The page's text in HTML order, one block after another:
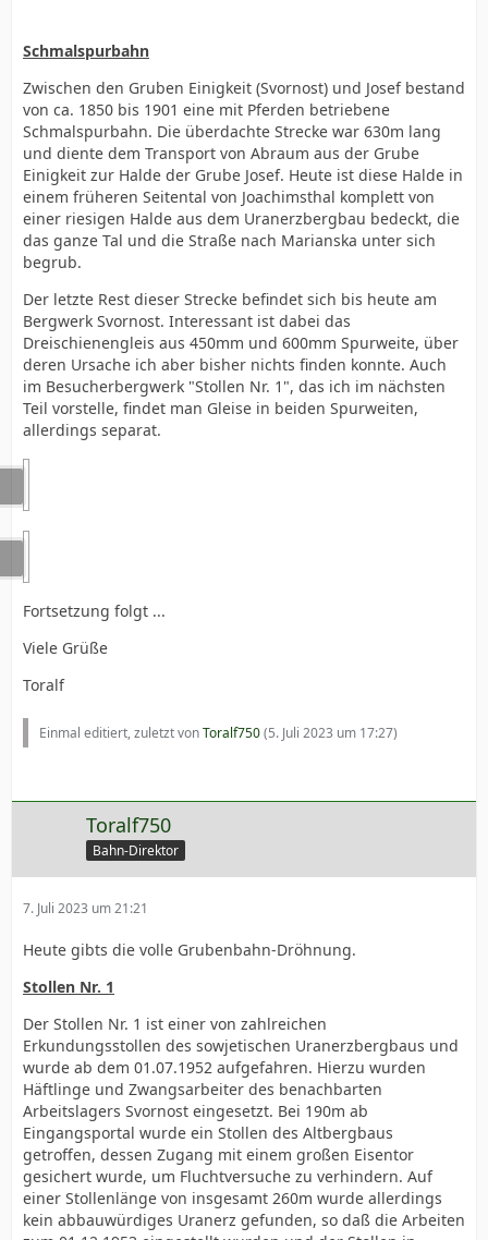
Schmalspurbahn
Zwischen den Gruben Einigkeit (Svornost) und Josef bestand
von ca. 1850 bis 1901 eine mit Pferden betriebene
Schmalspurbahn. Die überdachte Strecke war 630m lang
und diente dem Transport von Abraum aus der Grube
Einigkeit zur Halde der Grube Josef. Heute ist diese Halde in
einem früheren Seitental von Joachimsthal komplett von
einer riesigen Halde aus dem Uranerzbergbau bedeckt, die
das ganze Tal und die Straße nach Marianska unter sich
begrub.
Der letzte Rest dieser Strecke befindet sich bis heute am
Bergwerk Svornost. Interessant ist dabei das
Dreischienengleis aus 450mm und 600mm Spurweite, über
deren Ursache ich aber bisher nichts finden konnte. Auch
im Besucherbergwerk "Stollen Nr. 1", das ich im nächsten
Teil vorstelle, findet man Gleise in beiden Spurweiten,
allerdings separat.
Fortsetzung folgt ...
Viele Grüße
Toralf
Einmal editiert, zuletzt vonToralf750(5. Juli 2023 um 17:27)
Toralf750
Bahn-Direktor
7. Juli 2023 um 21:21
Heute gibts die volle Grubenbahn-Dröhnung.
Stollen Nr. 1
Der Stollen Nr. 1 ist einer von zahlreichen
Erkundungsstollen des sowjetischen Uranerzbergbaus und
wurde ab dem 01.07.1952 aufgefahren. Hierzu wurden
Häftlinge und Zwangsarbeiter des benachbarten
Arbeitslagers Svornost eingesetzt. Bei 190m ab
Eingangsportal wurde ein Stollen des Altbergbaus
getroffen, dessen Zugang mit einem großen Eisentor
gesichert wurde, um Fluchtversuche zu verhindern. Auf
einer Stollenlänge von insgesamt 260m wurde allerdings
kein abbauwürdiges Uranerz gefunden, so daß die Arbeiten